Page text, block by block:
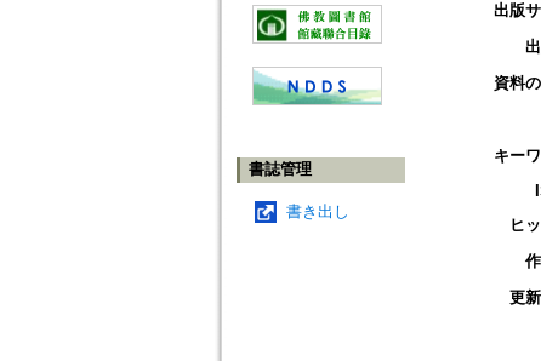
書誌管理
書き出し
出版
資料
キー
ヒ
更